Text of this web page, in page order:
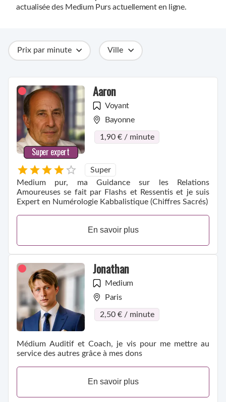
actualisée des Medium Purs actuellement en ligne.
Prix par minute
Catégories
Métiers
Compétences
Ville
Super expert
Aaron
Voyant
Bayonne
1,90 € / minute
Super
Medium pur, ma Guidance sur les Relations
Amoureuses se fait par Flashs et Ressentis et je suis
Expert en Numérologie Kabbalistique (Chiffres Sacrés)
En savoir plus
Jonathan
Medium
Paris
2,50 € / minute
Médium Auditif et Coach, je vis pour me mettre au
service des autres grâce à mes dons
En savoir plus